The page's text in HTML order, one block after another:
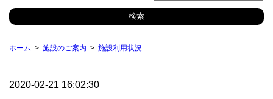
ホーム 施設のご案内 施設利用状況
2020-02-21 16:02:30